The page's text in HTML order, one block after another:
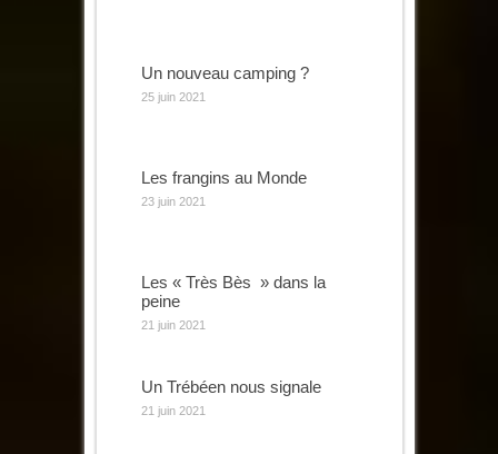
Un nouveau camping ?
25 juin 2021
Les frangins au Monde
23 juin 2021
Les « Très Bès » dans la
peine
21 juin 2021
Un Trébéen nous signale
21 juin 2021